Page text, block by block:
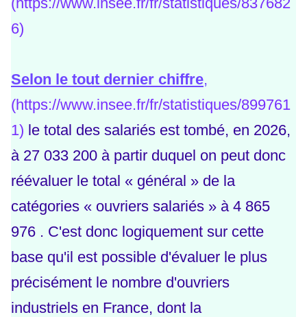
6)
Selon le tout dernier chiffre,
(https://www.insee.fr/fr/statistiques/899761
1) le total des salariés est tombé, en 2026,
à 27 033 200 à partir duquel on peut donc
réévaluer le total « général » de la
catégories « ouvriers salariés » à 4 865
976 . C'est donc logiquement sur cette
base qu'il est possible d'évaluer le plus
précisément le nombre d'ouvriers
industriels en France, dont la